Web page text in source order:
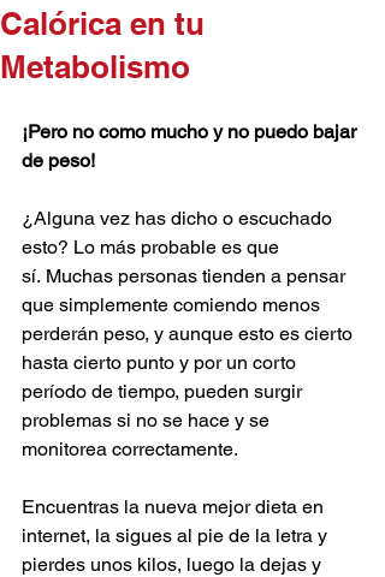
Calórica en tu
Metabolismo
¡Pero no como mucho y no puedo bajar
de peso!
¿Alguna vez has dicho o escuchado
esto? Lo más probable es que
sí. Muchas personas tienden a pensar
que simplemente comiendo menos
perderán peso, y aunque esto es cierto
hasta cierto punto y por un corto
período de tiempo, pueden surgir
problemas si no se hace y se
monitorea correctamente.
Encuentras la nueva mejor dieta en
internet, la sigues al pie de la letra y
pierdes unos kilos, luego la dejas y